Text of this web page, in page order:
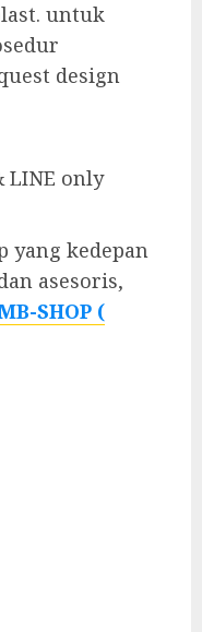
untuk
design
LINE only
yang kedepan
asesoris,
SHOP (